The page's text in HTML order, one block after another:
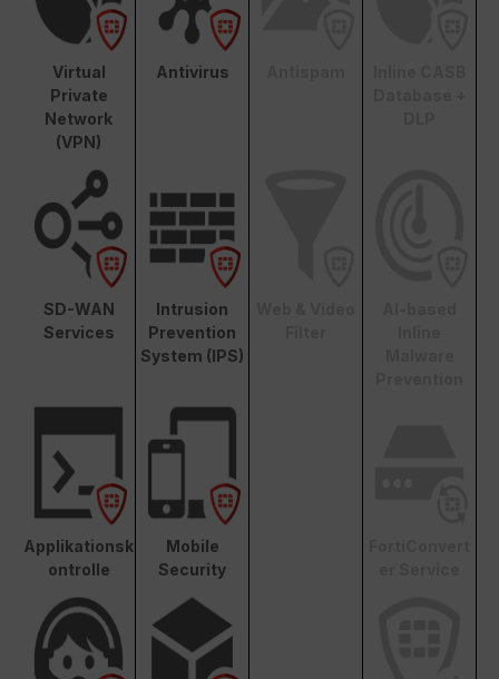
Virtual
Private
Network
(VPN)
Antivirus
SD-WAN
Services
Intrusion
Prevention
System (IPS)
Applikationsk
ontrolle
Mobile
Security